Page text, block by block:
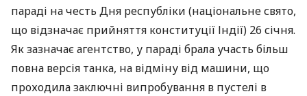
параді на честь Дня республіки (національне свято,
що відзначає прийняття конституції Індії) 26 січня.
Як зазначає агентство, у параді брала участь більш
повна версія танка, на відміну від машини, що
проходила заключні випробування в пустелі в